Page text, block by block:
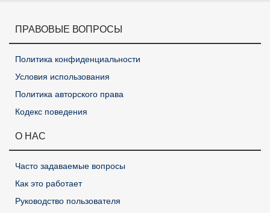
ПРАВОВЫЕ ВОПРОСЫ
Политика конфиденциальности
Условия использования
Политика авторского права
Кодекс поведения
О НАС
Часто задаваемые вопросы
Как это работает
Руководство пользователя